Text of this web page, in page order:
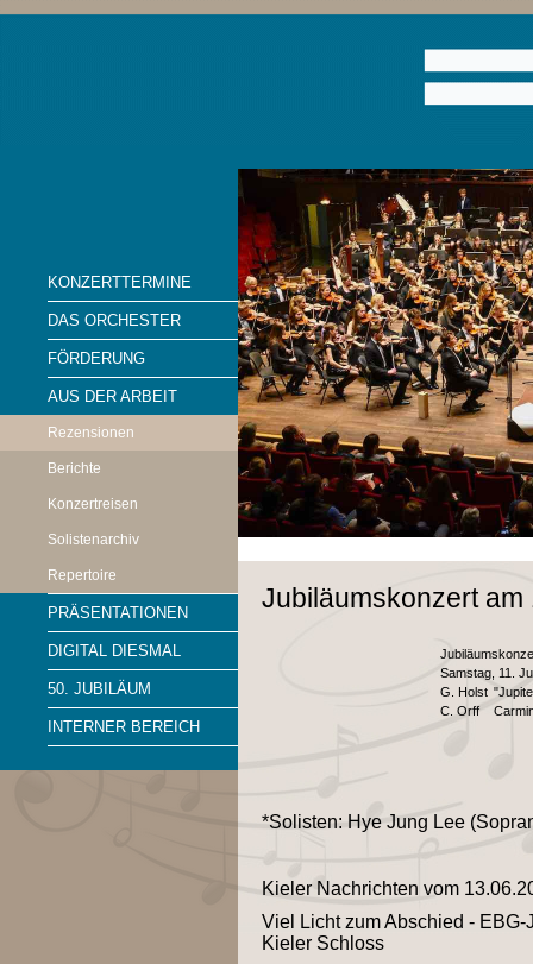
KONZERTTERMINE
DAS ORCHESTER
FÖRDERUNG
AUS DER ARBEIT
Rezensionen
Berichte
Konzertreisen
Solistenarchiv
Repertoire
PRÄSENTATIONEN
DIGITAL DIESMAL
50. JUBILÄUM
INTERNER BEREICH
Jubiläumskonzert am
Samstag, 11.
G. Holst
C. Orff
*Solisten: Hye Jung Lee
Kieler Nachrichten vom
Viel Licht zum Abschied -
Kieler Schloss